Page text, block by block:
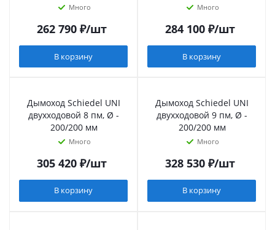
Много
262 790₽/шт
В корзину
Много
284 100₽/шт
В корзину
Дымоход Schiedel UNI
двухходовой 8 пм, Ø -
200/200 мм
Много
305 420₽/шт
В корзину
Дымоход Schiedel UNI
двухходовой 9 пм, Ø -
200/200 мм
Много
328 530₽/шт
В корзину